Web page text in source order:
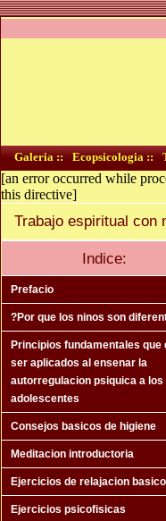
Galeria :: Ecopsicologia ::
[an error occurred while
this directive]
Trabajo espiritual con
Indice:
Prefacio
?Por que los ninos son
Principios fundamentales que
ser aplicados al ensenar la
autorregulacion psiquica a los
adolescentes
Consejos basicos de higiene
Meditacion introductoria
Ejercicios de relajacion
Ejercicios psicofisicas